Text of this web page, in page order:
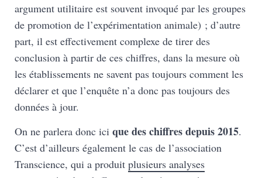
argument utilitaire est souvent invoqué par les groupes
de promotion de l’expérimentation animale) ; d’autre
part, il est effectivement complexe de tirer des
conclusion à partir de ces chiffres, dans la mesure où
les établissements ne savent pas toujours comment les
déclarer et que l’enquête n’a donc pas toujours des
données à jour.
On ne parlera donc ici que des chiffres depuis 2015.
C’est d’ailleurs également le cas de l’association
Transcience, qui a produit plusieurs analyses